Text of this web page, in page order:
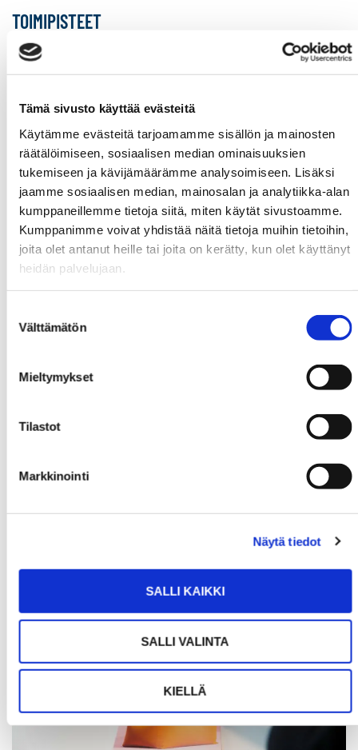
Tämä sivusto käyttää evästeitä
Käytämme evästeitä tarjoamamme sisällön ja mainosten
räätälöimiseen, sosiaalisen median ominaisuuksien
tukemiseen ja kävijämäärämme analysoimiseen. Lisäksi
jaamme sosiaalisen median, mainosalan ja analytiikka-alan
kumppaneillemme tietoja siitä, miten käytät sivustoamme.
Kumppanimme voivat yhdistää näitä tietoja muihin tietoihin,
joita olet antanut heille tai joita on kerätty, kun olet käyttänyt
heidän palvelujaan.
valinta
Välttämätön
Mieltymykset
Tilastot
Markkinointi
Näytä tiedot
SALLI KAIKKI
SALLI VALINTA
KIELLÄ
TOIMIPISTEET
yli 80 toimipistettä eri puolilla Suomea.
VÄLITTÄJÄMME
Kiinteistönvälittäjä haussa? Valtakunnallisen Sp-Koti-
asuntokauppojen ammattilaisia, jotka tuntevat oman